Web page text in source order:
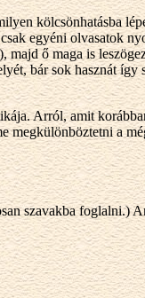
kölcsönhatásba
egyéni olvasatok
ő maga is
bár sok hasznát
Arról, amit
a
szavakba foglalni.)